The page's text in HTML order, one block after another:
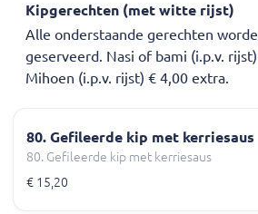
Kipgerechten (met witte rijst)
Alle onderstaande gerechten
geserveerd. Nasi of bami (i.p.v.
Mihoen (i.p.v. rijst) € 4,00 extra.
80. Gefileerde kip met kerriesaus
80. Gefileerde kip met kerriesaus
€ 15,20